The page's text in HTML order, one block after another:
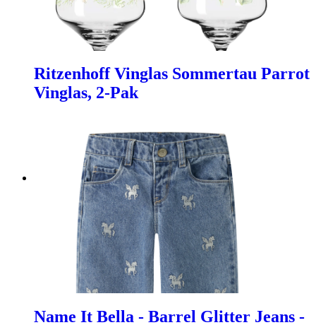
Ritzenhoff Vinglas Sommertau Parrot
Vinglas, 2-Pak
Name It Bella - Barrel Glitter Jeans -